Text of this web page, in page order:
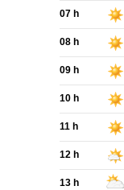
07 h
08 h
09 h
10 h
11 h
12 h
13 h